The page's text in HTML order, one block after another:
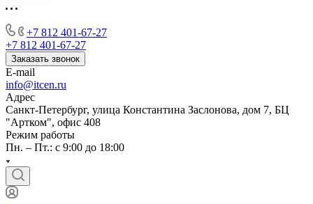
+7 812 401-67-27
+7 812 401-67-27
Заказать звонок
E-mail
info@itcen.ru
Адрес
Санкт-Петербург, улица Константина Заслонова, дом 7, БЦ
"Артком", офис 408
Режим работы
Пн. – Пт.: с 9:00 до 18:00